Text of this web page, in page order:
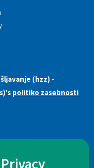
(hzz) -
politiko zasebnosti